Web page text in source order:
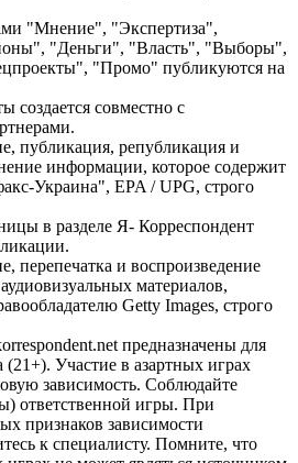
"Мнение", "Экспертиза",
"Деньги", "Власть", "Выборы",
"Промо" публикуются на
создается совместно с
публикация, републикация и
информации, которое содержит
Украина", EPA / UPG, строго
в разделе Я- Корреспондент
перепечатка и воспроизведение
материалов,
Getty Images, строго
предназначены для
(21+). Участие в азартных играх
зависимость. Соблюдайте
ответственной игры. При
признаков зависимости
к специалисту. Помните, что